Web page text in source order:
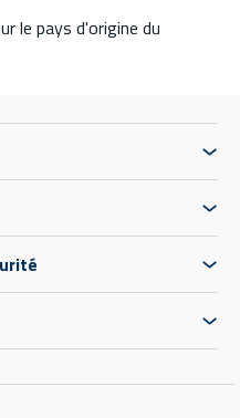
le pays d'origine du